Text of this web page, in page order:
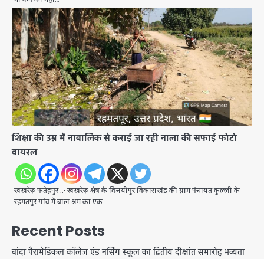
शिक्षा की उम्र में नाबालिक से कराई जा रही नाला की सफाई फोटो
वायरल
खखरेरू फतेहपुर ::- खखरेरू क्षेत्र के विजयीपुर विकासखंड की ग्राम पंचायत कुल्ली के
रहमतपुर गांव में बाल श्रम का एक…
Recent Posts
बांदा पैरामेडिकल कॉलेज एंड नर्सिंग स्कूल का द्वितीय दीक्षांत समारोह भव्यता